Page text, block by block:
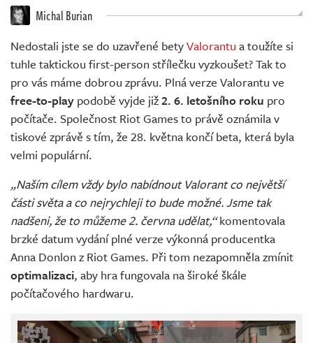
Michal Burian
Nedostali jste se do uzavřené betyValorantu a toužíte si
tuhle taktickou first-person střílečku vyzkoušet? Tak to
pro vás máme dobrou zprávu. Plná verze Valorantu ve
free-to-play podobě vyjde již2. 6. letošního roku pro
počítače. Společnost Riot Games to právě oznámila v
tiskové zprávě s tím, že 28. května končí beta, která byla
velmi populární.
„Naším cílem vždy bylo nabídnout Valorant co největší
části světa a co nejrychleji to bude možné. Jsme tak
nadšeni, že to můžeme 2. června udělat,“komentovala
brzké datum vydání plné verze výkonná producentka
Anna Donlon z Riot Games. Při tom nezapomněla zmínit
optimalizaci, aby hra fungovala na široké škále
počítačového hardwaru.